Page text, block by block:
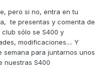
pero si no, entra en tu
te presentas y comenta de
sólo se S400 y
modificaciones.... Y
semana para juntarnos unos
nuestras S400